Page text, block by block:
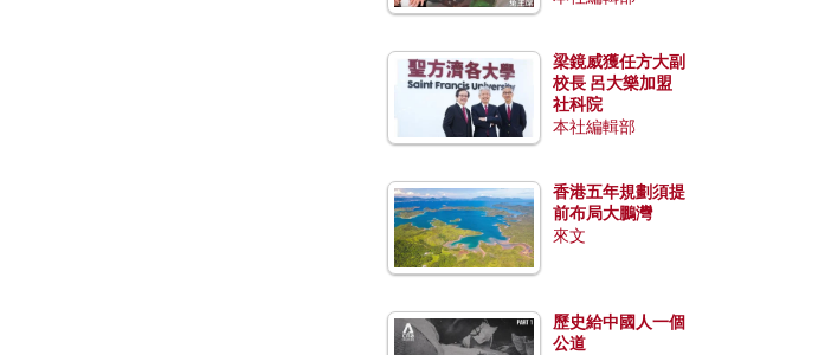
梁鏡威獲任方大副
校長 呂大樂加盟
社科院
本社編輯部
香港五年規劃須提
前布局大鵬灣
來文
歷史給中國人一個
公道